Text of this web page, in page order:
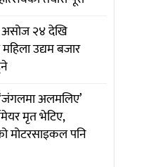
२४ देखि
उद्यम बजार
अलमलिए’
मृत भेटिए,
मोटरसाइकल पनि